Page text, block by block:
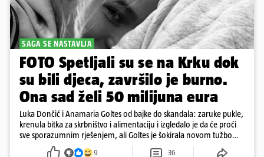
SAGA SE NASTAVLJA
FOTO Spetljali su se na Krku dok
su bili djeca, završilo je burno.
Ona sad želi 50 milijuna eura
Luka Dončić i Anamaria Goltes od bajke do skandala: zaruke pukle,
krenula bitka za skrbništvo i alimentaciju i izgledalo je da će proći
sve sporazumnim rješenjem, ali Goltes je šokirala novom tužbom
u Sloveniji
9 36